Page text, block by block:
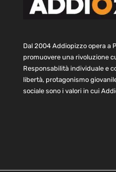
Dal 2004 Addiopizzo opera a
promuovere una rivoluzione
Responsabilità individuale e
libertà, protagonismo
sociale sono i valori in cui